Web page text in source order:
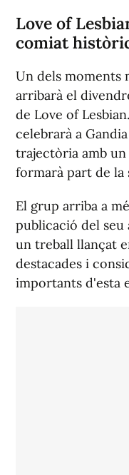
Love of
comiat
Un dels moments
arribarà el
de Love of
celebrarà a
trajectòria amb
formarà part de la
El grup arriba a
publicació del seu
un treball llançat
destacades i
importants d'esta